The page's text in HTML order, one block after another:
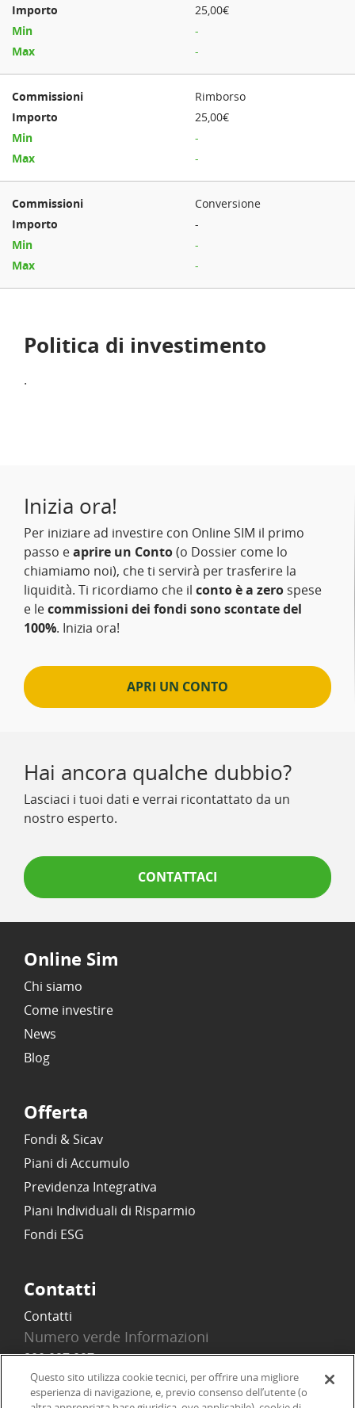
25,00€
-
-
Rimborso
25,00€
-
-
Conversione
-
-
-
Politica di investimento
.
Inizia ora!
Per iniziare ad investire con Online SIM il primo
passo eaprire un Conto(o Dossier come lo
chiamiamo noi), che ti servirà per trasferire la
liquidità. Ti ricordiamo che il conto è a zero spese
e lecommissioni dei fondi sono scontate del
100%. Inizia ora!
APRI UN CONTO
Hai ancora qualche dubbio?
Lasciaci i tuoi dati e verrai ricontattato da un
nostro esperto.
CONTATTACI
Online Sim
Chi siamo
Come investire
News
Blog
Offerta
Fondi & Sicav
Piani di Accumulo
Previdenza Integrativa
Piani Individuali di Risparmio
Fondi ESG
Contatti
Contatti
Numero verde Informazioni
800 097 097
Email
info@onlinesim.it
Questo sito utilizza cookie tecnici, per offrire una migliore
esperienza di navigazione, e, previo consenso dell’utente (o